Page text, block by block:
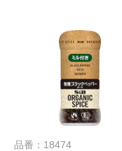
品番：18474